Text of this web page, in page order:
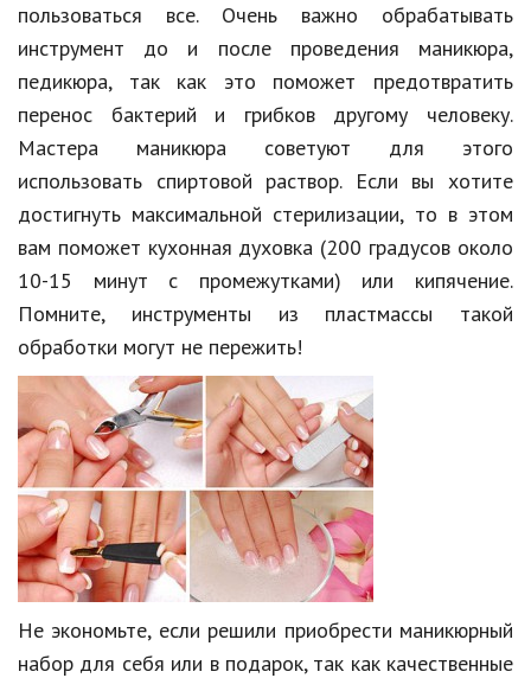
пользоваться все. Очень важно обрабатывать
инструмент до и после проведения маникюра,
педикюра, так как это поможет предотвратить
перенос бактерий и грибков другому человеку.
Мастера маникюра советуют для этого
использовать спиртовой раствор. Если вы хотите
достигнуть максимальной стерилизации, то в этом
вам поможет кухонная духовка (200 градусов около
10-15 минут с промежутками) или кипячение.
Помните, инструменты из пластмассы такой
обработки могут не пережить!
Не экономьте, если решили приобрести маникюрный
набор для себя или в подарок, так как качественные